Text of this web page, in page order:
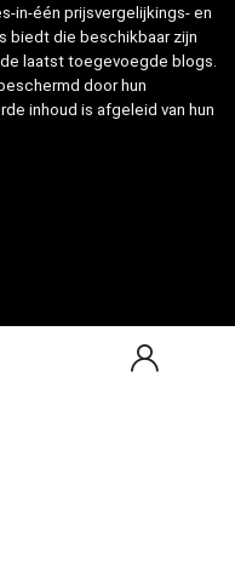
in-één prijsvergelijkings- en
biedt die beschikbaar zijn
laatst toegevoegde blogs.
door hun
inhoud is afgeleid van hun